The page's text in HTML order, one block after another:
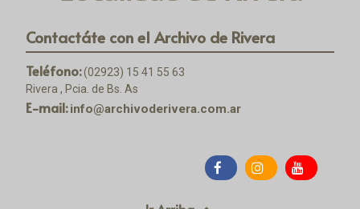
Contactáte con el Archivo de Rivera
Teléfono:(02923) 15 41 55 63
Rivera , Pcia. de Bs. As
E-mail: info@archivoderivera.com.ar